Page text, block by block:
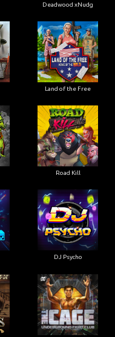
Deadwood xNudg
Land of the Free
Road Kill
DJ Psycho